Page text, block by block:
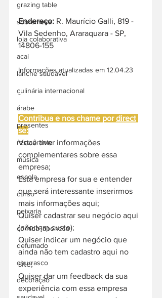
grazing table
sobremesa
loja colaborativa
acai
lanche saudável
culinária internacional
árabe
presentes
restaurante
música
escola
curso
peixaria
comida japonesa
defumado
churrasco
decoração
Endereço: R. Maurício Galli, 819 -
Vila Sedenho, Araraquara - SP,
14806-155
Informações atualizadas em 12.04.23
-
Contribua e nos chame por direct
se:
Você tiver informações
complementares sobre essa
empresa;
Esta empresa for sua e entender
que será interessante inserirmos
mais informações aqui;
Quiser cadastrar seu negócio aqui
(não tem custo);
Quiser indicar um negócio que
ainda não tem cadastro aqui no
site;
Quiser dar um feedback da sua
experiência com essa empresa